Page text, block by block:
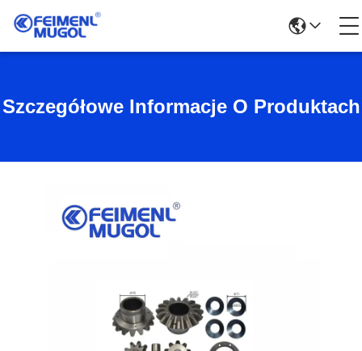
Szczegółowe Informacje O Produktach